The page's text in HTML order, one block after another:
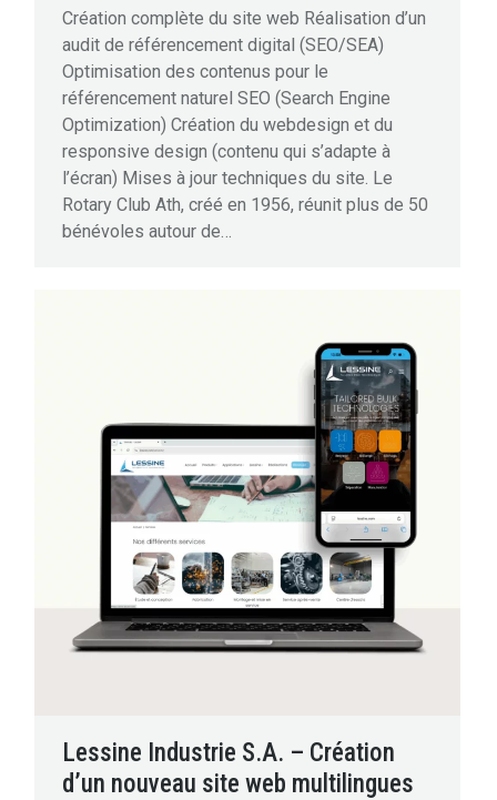
Création complète du site web Réalisation d’un
audit de référencement digital (SEO/SEA)
Optimisation des contenus pour le
référencement naturel SEO (Search Engine
Optimization) Création du webdesign et du
responsive design (contenu qui s’adapte à
l’écran) Mises à jour techniques du site. Le
Rotary Club Ath, créé en 1956, réunit plus de 50
bénévoles autour de…
Lessine Industrie S.A. – Création
d’un nouveau site web multilingues